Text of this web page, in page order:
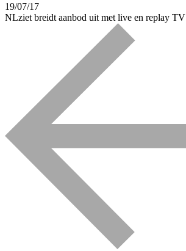
19/07/17
NLziet breidt aanbod uit met live en replay TV